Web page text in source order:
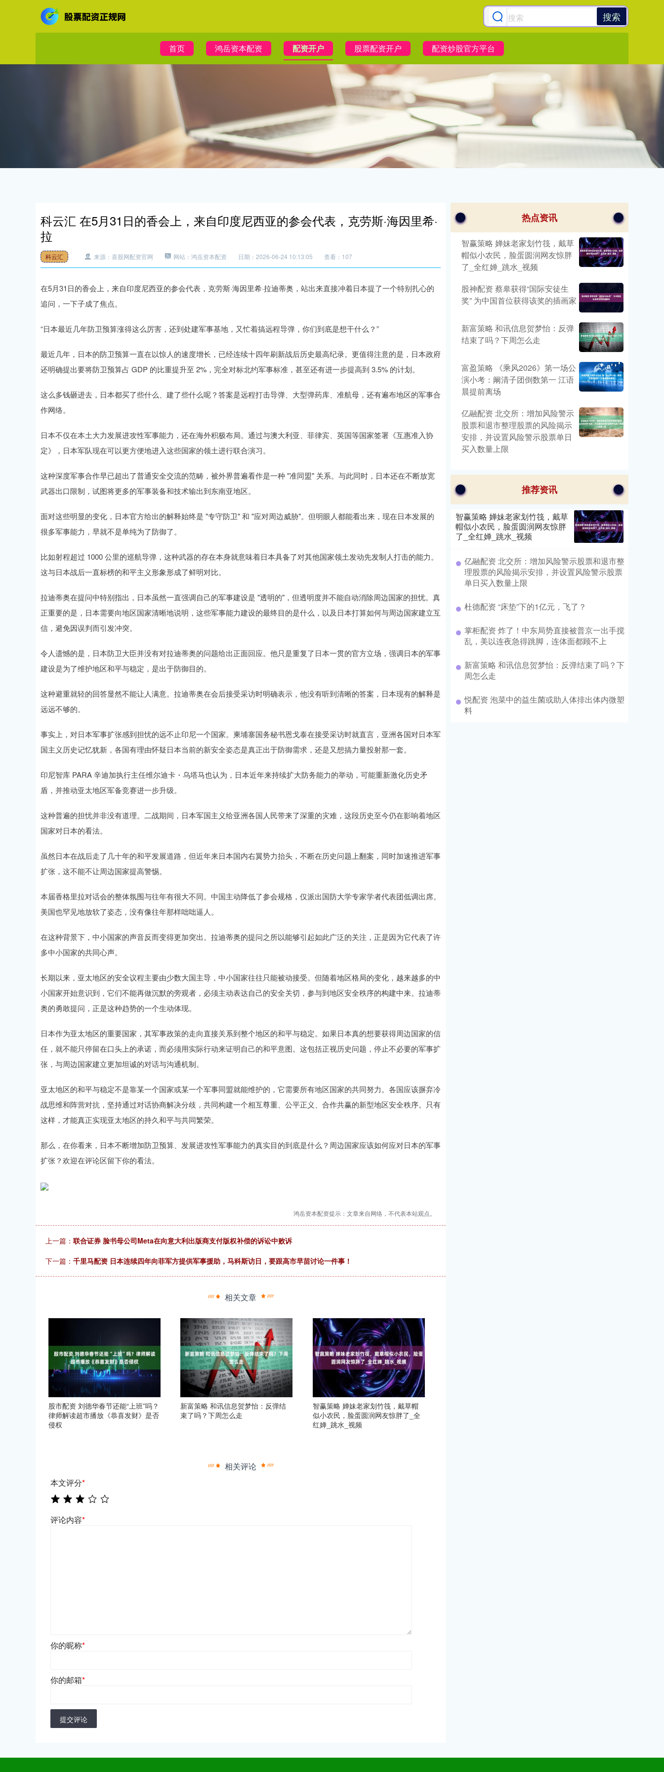
搜索
首页 鸿岳资本配资 配资开户 股票配资开户 配资炒股官方平台
科云汇 在5月31日的香会上，来自印度尼西亚的参会代表，克劳斯·海因里希·
拉
科云汇 来源：喜股网配资官网 网站：鸿岳资本配资 日期：2026-06-24 10:13:05 查看：107
在5月31日的香会上，来自印度尼西亚的参会代表，克劳斯·海因里希·拉迪蒂奥，站出来直接冲着日本提了一个特别扎心的
追问，一下子成了焦点。
“日本最近几年防卫预算涨得这么厉害，还到处建军事基地，又忙着搞远程导弹，你们到底是想干什么？”
最近几年，日本的防卫预算一直在以惊人的速度增长，已经连续十四年刷新战后历史最高纪录。更值得注意的是，日本政府
还明确提出要将防卫预算占 GDP 的比重提升至 2%，完全对标北约军事标准，甚至还有进一步提高到 3.5% 的计划。
这么多钱砸进去，日本都买了些什么、建了些什么呢？答案是远程打击导弹、大型弹药库、准航母，还有遍布地区的军事合
作网络。
日本不仅在本土大力发展进攻性军事能力，还在海外积极布局。通过与澳大利亚、菲律宾、英国等国家签署《互惠准入协
定》，日本军队现在可以更方便地进入这些国家的领土进行联合演习。
这种深度军事合作早已超出了普通安全交流的范畴，被外界普遍看作是一种 "准同盟" 关系。与此同时，日本还在不断放宽
武器出口限制，试图将更多的军事装备和技术输出到东南亚地区。
面对这些明显的变化，日本官方给出的解释始终是 "专守防卫" 和 "应对周边威胁"。但明眼人都能看出来，现在日本发展的
很多军事能力，早就不是单纯为了防御了。
比如射程超过 1000 公里的巡航导弹，这种武器的存在本身就意味着日本具备了对其他国家领土发动先发制人打击的能力。
这与日本战后一直标榜的和平主义形象形成了鲜明对比。
拉迪蒂奥在提问中特别指出，日本虽然一直强调自己的军事建设是 "透明的"，但透明度并不能自动消除周边国家的担忧。真
正重要的是，日本需要向地区国家清晰地说明，这些军事能力建设的最终目的是什么，以及日本打算如何与周边国家建立互
信，避免因误判而引发冲突。
令人遗憾的是，日本防卫大臣并没有对拉迪蒂奥的问题给出正面回应。他只是重复了日本一贯的官方立场，强调日本的军事
建设是为了维护地区和平与稳定，是出于防御目的。
这种避重就轻的回答显然不能让人满意。拉迪蒂奥在会后接受采访时明确表示，他没有听到清晰的答案，日本现有的解释是
远远不够的。
事实上，对日本军事扩张感到担忧的远不止印尼一个国家。柬埔寨国务秘书恩戈泰在接受采访时就直言，亚洲各国对日本军
国主义历史记忆犹新，各国有理由怀疑日本当前的新安全姿态是真正出于防御需求，还是又想搞力量投射那一套。
印尼智库 PARA 辛迪加执行主任维尔迪卡・乌塔马也认为，日本近年来持续扩大防务能力的举动，可能重新激化历史矛
盾，并推动亚太地区军备竞赛进一步升级。
这种普遍的担忧并非没有道理。二战期间，日本军国主义给亚洲各国人民带来了深重的灾难，这段历史至今仍在影响着地区
国家对日本的看法。
虽然日本在战后走了几十年的和平发展道路，但近年来日本国内右翼势力抬头，不断在历史问题上翻案，同时加速推进军事
扩张，这不能不让周边国家提高警惕。
本届香格里拉对话会的整体氛围与往年有很大不同。中国主动降低了参会规格，仅派出国防大学专家学者代表团低调出席。
美国也罕见地放软了姿态，没有像往年那样咄咄逼人。
在这种背景下，中小国家的声音反而变得更加突出。拉迪蒂奥的提问之所以能够引起如此广泛的关注，正是因为它代表了许
多中小国家的共同心声。
长期以来，亚太地区的安全议程主要由少数大国主导，中小国家往往只能被动接受。但随着地区格局的变化，越来越多的中
小国家开始意识到，它们不能再做沉默的旁观者，必须主动表达自己的安全关切，参与到地区安全秩序的构建中来。拉迪蒂
奥的勇敢提问，正是这种趋势的一个生动体现。
日本作为亚太地区的重要国家，其军事政策的走向直接关系到整个地区的和平与稳定。如果日本真的想要获得周边国家的信
任，就不能只停留在口头上的承诺，而必须用实际行动来证明自己的和平意图。这包括正视历史问题，停止不必要的军事扩
张，与周边国家建立更加坦诚的对话与沟通机制。
亚太地区的和平与稳定不是靠某一个国家或某一个军事同盟就能维护的，它需要所有地区国家的共同努力。各国应该摒弃冷
战思维和阵营对抗，坚持通过对话协商解决分歧，共同构建一个相互尊重、公平正义、合作共赢的新型地区安全秩序。只有
这样，才能真正实现亚太地区的持久和平与共同繁荣。
那么，在你看来，日本不断增加防卫预算、发展进攻性军事能力的真实目的到底是什么？周边国家应该如何应对日本的军事
扩张？欢迎在评论区留下你的看法。
鸿岳资本配资提示：文章来自网络，不代表本站观点。
上一篇： 联合证券 脸书母公司Meta在向意大利出版商支付版权补偿的诉讼中败诉
下一篇： 千里马配资 日本连续四年向菲军方提供军事援助，马科斯访日，要跟高市早苗讨论一件事！
相关文章
股市配资 刘德华春节还能“上班”吗？
律师解读超市播放《恭喜发财》是否
侵权
新富策略 和讯信息贺梦怡：反弹结
束了吗？下周怎么走
智赢策略 婵妹老家划竹筏，戴草帽
似小农民，脸蛋圆润网友惊胖了_全
红婵_跳水_视频
相关评论
本文评分*
评论内容*
你的昵称*
你的邮箱*
提交评论
热点资讯
智赢策略 婵妹老家划竹筏，戴草
帽似小农民，脸蛋圆润网友惊胖
了_全红婵_跳水_视频
股神配资 蔡皋获得“国际安徒生
奖” 为中国首位获得该奖的插画家
新富策略 和讯信息贺梦怡：反弹
结束了吗？下周怎么走
富盈策略 《乘风2026》第一场公
演小考：阚清子团倒数第一 江语
晨提前离场
亿融配资 北交所：增加风险警示
股票和退市整理股票的风险揭示
安排，并设置风险警示股票单日
买入数量上限
推荐资讯
智赢策略 婵妹老家划竹筏，戴草
帽似小农民，脸蛋圆润网友惊胖
了_全红婵_跳水_视频
亿融配资 北交所：增加风险警示股票和退市整
理股票的风险揭示安排，并设置风险警示股票
单日买入数量上限
杜德配资 “床垫”下的1亿元，飞了？
掌柜配资 炸了！中东局势直接被普京一出手搅
乱，美以连夜急得跳脚，连体面都顾不上
新富策略 和讯信息贺梦怡：反弹结束了吗？下
周怎么走
悦配资 泡菜中的益生菌或助人体排出体内微塑
料